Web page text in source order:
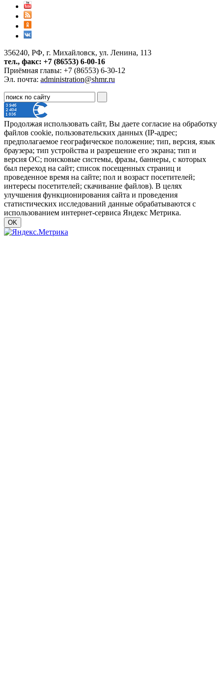
356240, РФ, г. Михайловск, ул. Ленина, 113
тел., факс: +7 (86553) 6-00-16
Приёмная главы: +7 (86553) 6-30-12
Эл. почта: administration@shmr.ru
Продолжая использовать сайт, Вы даете согласие на обработку
файлов cookie, пользовательских данных (IP-адрес;
предполагаемое географическое положение; тип, версия, язык
браузера; тип устройства и разрешение его экрана; тип и
версия ОС; поисковые системы, фразы, баннеры, с которых
был переход на сайт; список посещенных страниц и
проведенное время на сайте; пол и возраст посетителей;
интересы посетителей; скачивание файлов). В целях
улучшения функционирования сайта и проведения
статистических исследований данные обрабатываются с
использованием интернет-сервиса Яндекс Метрика.
OK